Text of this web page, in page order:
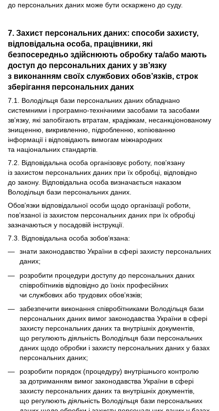
до персональних даних може бути оскаржено до суду.
7. Захист персональних даних: способи захисту,
відповідальна особа, працівники, які
безпосередньо здійснюють обробку та/або мають
доступ до персональних даних у зв’язку
з виконанням своїх службових обов’язків, строк
зберігання персональних даних
7.1. Володільця бази персональних даних обладнано
системними і програмно-технічними засобами та засобами
зв’язку, які запобігають втратам, крадіжкам, несанкціонованому
знищенню, викривленню, підробленню, копіюванню
інформації і відповідають вимогам міжнародних
та національних стандартів.
7.2. Відповідальна особа організовує роботу, пов’язану
із захистом персональних даних при їх обробці, відповідно
до закону. Відповідальна особа визначається наказом
Володільця бази персональних даних.
Обов’язки відповідальної особи щодо організації роботи,
пов’язаної із захистом персональних даних при їх обробці
зазначаються у посадовій інструкції.
7.3. Відповідальна особа зобов’язана:
знати законодавство України в сфері захисту персональних
даних;
розробити процедури доступу до персональних даних
співробітників відповідно до їхніх професійних
чи службових або трудових обов’язків;
забезпечити виконання співробітниками Володільця бази
персональних даних вимог законодавства України в сфері
захисту персональних даних та внутрішніх документів,
що регулюють діяльність Володільця бази персональних
даних щодо обробки і захисту персональних даних у базах
персональних даних;
розробити порядок (процедуру) внутрішнього контролю
за дотриманням вимог законодавства України в сфері
захисту персональних даних та внутрішніх документів,
що регулюють діяльність Володільця бази персональних